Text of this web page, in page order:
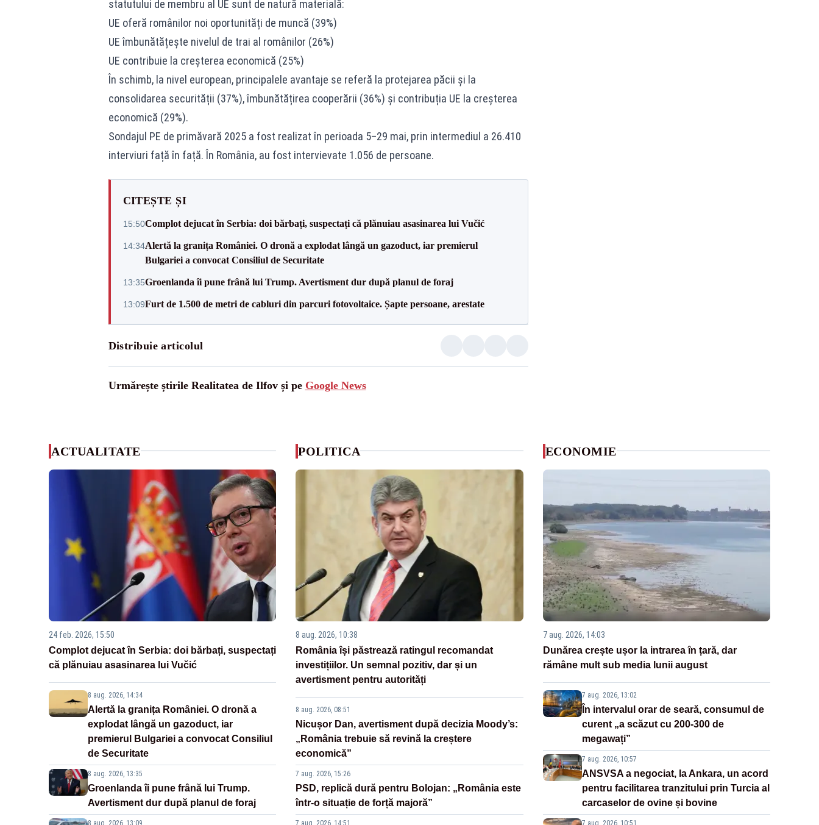
statutului de membru al UE sunt de natură materială:
UE oferă românilor noi oportunități de muncă (39%)
UE îmbunătățește nivelul de trai al românilor (26%)
UE contribuie la creșterea economică (25%)
În schimb, la nivel european, principalele avantaje se referă la protejarea păcii și la
consolidarea securității (37%), îmbunătățirea cooperării (36%) și contribuția UE la creșterea
economică (29%).
Sondajul PE de primăvară 2025 a fost realizat în perioada 5–29 mai, prin intermediul a 26.410
interviuri față în față. În România, au fost intervievate 1.056 de persoane.
CITEȘTE ȘI
15:50Complot dejucat în Serbia: doi bărbați, suspectați că plănuiau asasinarea lui Vučić
14:34Alertă la granița României. O dronă a explodat lângă un gazoduct, iar premierul
Bulgariei a convocat Consiliul de Securitate
13:35Groenlanda îi pune frână lui Trump. Avertisment dur după planul de foraj
13:09Furt de 1.500 de metri de cabluri din parcuri fotovoltaice. Șapte persoane, arestate
Distribuie articolul
Urmărește știrile Realitatea de Ilfov și pe Google News
ACTUALITATE
24 feb. 2026, 15:50
Complot dejucat în Serbia: doi bărbați, suspectați
că plănuiau asasinarea lui Vučić
8 aug. 2026, 14:34
Alertă la granița României. O dronă a
explodat lângă un gazoduct, iar
premierul Bulgariei a convocat Consiliul
de Securitate
8 aug. 2026, 13:35
Groenlanda îi pune frână lui Trump.
Avertisment dur după planul de foraj
8 aug. 2026, 13:09
POLITICA
8 aug. 2026, 10:38
România își păstrează ratingul recomandat
investițiilor. Un semnal pozitiv, dar și un
avertisment pentru autorități
8 aug. 2026, 08:51
Nicușor Dan, avertisment după decizia Moody’s:
„România trebuie să revină la creștere
economică”
7 aug. 2026, 15:26
PSD, replică dură pentru Bolojan: „România este
într-o situație de forță majoră”
7 aug. 2026, 14:51
ECONOMIE
7 aug. 2026, 14:03
Dunărea crește ușor la intrarea în țară, dar
rămâne mult sub media lunii august
7 aug. 2026, 13:02
În intervalul orar de seară, consumul de
curent „a scăzut cu 200-300 de
megawați”
7 aug. 2026, 10:57
ANSVSA a negociat, la Ankara, un acord
pentru facilitarea tranzitului prin Turcia al
carcaselor de ovine și bovine
7 aug. 2026, 10:51